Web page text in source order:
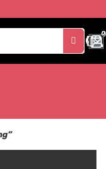
0
0